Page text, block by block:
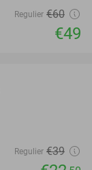
Regulier €60
€49
Regulier €39